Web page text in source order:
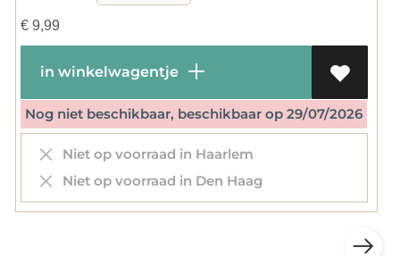
€9,99
in winkelwagentje
Nog niet beschikbaar, beschikbaar op 29/07/2026
Niet op voorraad in Haarlem
Niet op voorraad in Den Haag